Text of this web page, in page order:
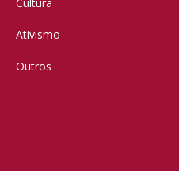
Ativismo
Outros